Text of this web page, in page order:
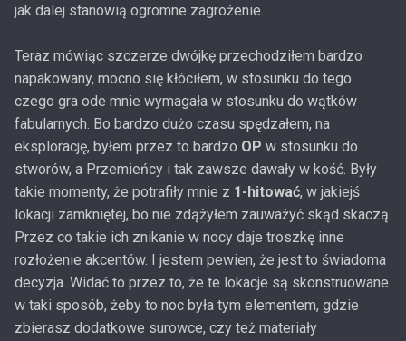
jak dalej stanowią ogromne zagrożenie.
Teraz mówiąc szczerze dwójkę przechodziłem bardzo
napakowany, mocno się kłóciłem, w stosunku do tego
czego gra ode mnie wymagała w stosunku do wątków
fabularnych. Bo bardzo dużo czasu spędzałem, na
eksplorację, byłem przez to bardzo OP w stosunku do
stworów, a Przemieńcy i tak zawsze dawały w kość. Były
takie momenty, że potrafiły mnie z 1-hitować, w jakiejś
lokacji zamkniętej, bo nie zdążyłem zauważyć skąd skaczą.
Przez co takie ich znikanie w nocy daje troszkę inne
rozłożenie akcentów. I jestem pewien, że jest to świadoma
decyzja. Widać to przez to, że te lokacje są skonstruowane
w taki sposób, żeby to noc była tym elementem, gdzie
zbierasz dodatkowe surowce, czy też materiały